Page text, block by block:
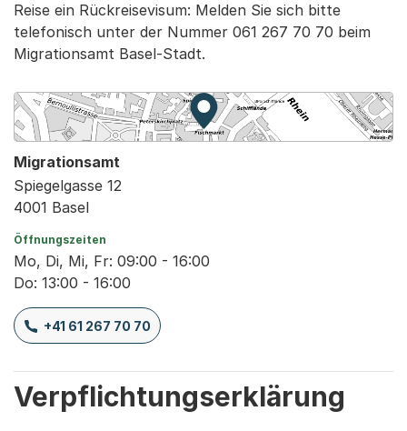
Reise ein Rückreisevisum: Melden Sie sich bitte
telefonisch unter der Nummer 061 267 70 70 beim
Migrationsamt Basel-Stadt.
Zur Karte von MapBS.
Externer Link, wird in einem
Migrationsamt
Spiegelgasse 12
4001 Basel
Öffnungszeiten
Mo, Di, Mi, Fr: 09:00 - 16:00
Do: 13:00 - 16:00
+41 61 267 70 70
Verpflichtungserklärung